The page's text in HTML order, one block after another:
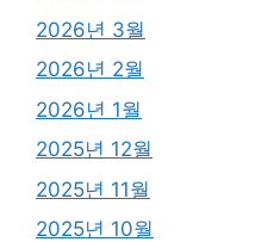
2026년 3월
2026년 2월
2026년 1월
2025년 12월
2025년 11월
2025년 10월